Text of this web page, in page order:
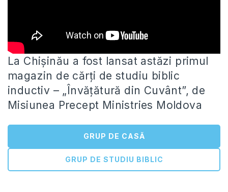
La Chișinău a fost lansat astăzi primul
magazin de cărți de studiu biblic
inductiv – „Învățătură din Cuvânt”, de
Misiunea Precept Ministries Moldova
GRUP DE CASĂ
GRUP DE STUDIU BIBLIC